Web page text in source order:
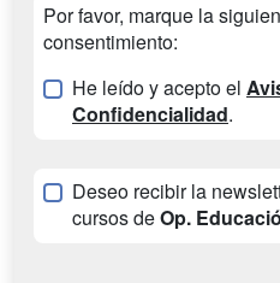
Por favor, marque la
consentimiento:
He leído y acepto el
Confidencialidad.
Deseo recibir la
cursos deOp.